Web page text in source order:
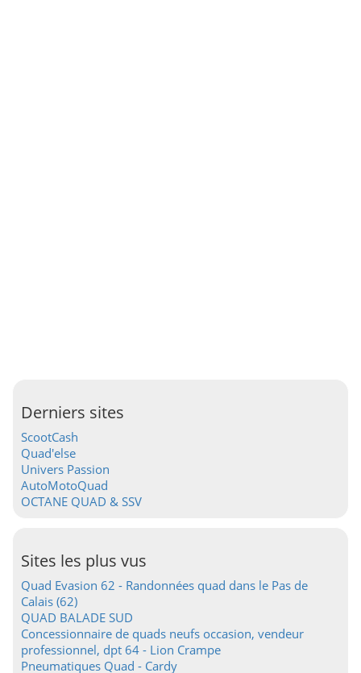
Derniers sites
ScootCash
Quad'else
Univers Passion
AutoMotoQuad
OCTANE QUAD & SSV
Sites les plus vus
Quad Evasion 62 - Randonnées quad dans le Pas de
Calais (62)
QUAD BALADE SUD
Concessionnaire de quads neufs occasion, vendeur
professionnel, dpt 64 - Lion Crampe
Pneumatiques Quad - Cardy